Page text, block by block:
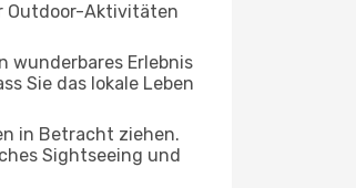
Outdoor-Aktivitäten
wunderbares Erlebnis
Sie das lokale Leben
in Betracht ziehen.
Sightseeing und